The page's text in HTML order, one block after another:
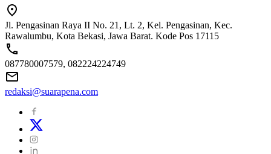
Jl. Pengasinan Raya II No. 21, Lt. 2, Kel. Pengasinan, Kec.
Rawalumbu, Kota Bekasi, Jawa Barat. Kode Pos 17115
087780007579, 082224224749
redaksi@suarapena.com